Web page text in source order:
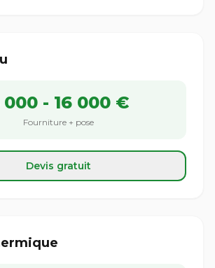
000 - 16 000 €
Fourniture + pose
Devis gratuit